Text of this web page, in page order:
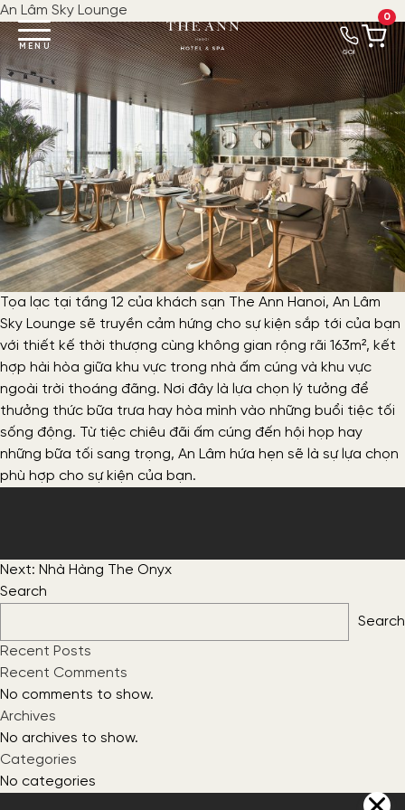
MENU
GỌI
0
An Lâm Sky Lounge
Tọa lạc tại tầng 12 của khách sạn The Ann Hanoi, An Lâm
Sky Lounge sẽ truyền cảm hứng cho sự kiện sắp tới của bạn
với thiết kế thời thượng cùng không gian rộng rãi 163m², kết
hợp hài hòa giữa khu vực trong nhà ấm cúng và khu vực
ngoài trời thoáng đãng. Nơi đây là lựa chọn lý tưởng để
thưởng thức bữa trưa hay hòa mình vào những buổi tiệc tối
sống động. Từ tiệc chiêu đãi ấm cúng đến hội họp hay
những bữa tối sang trọng, An Lâm hứa hẹn sẽ là sự lựa chọn
phù hợp cho sự kiện của bạn.
Post
navigation
Next: Nhà Hàng The Onyx
Search
Search
Recent Posts
Recent Comments
No comments to show.
Archives
No archives to show.
Categories
No categories